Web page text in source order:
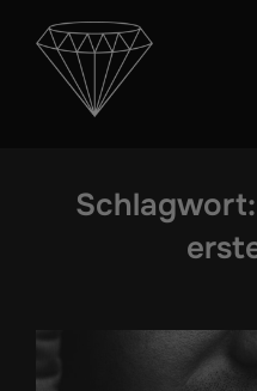
Inhalt
springen
Schlagwort: